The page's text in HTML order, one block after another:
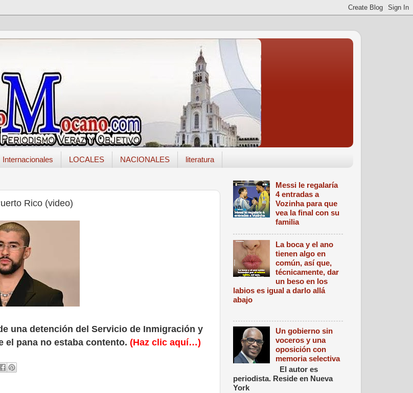
Internacionales LOCALES NACIONALES literatura
Rico (video)
una detención del Servicio de Inmigración y
el pana no estaba contento. (Haz clic aquí…)
Messi le regalaría
4 entradas a
Vozinha para que
vea la final con su
familia
La boca y el ano
tienen algo en
común, así que,
técnicamente, dar
un beso en los
labios es igual a darlo allá
abajo
Un gobierno sin
voceros y una
oposición con
memoria selectiva
El autor es
periodista. Reside en Nueva
York